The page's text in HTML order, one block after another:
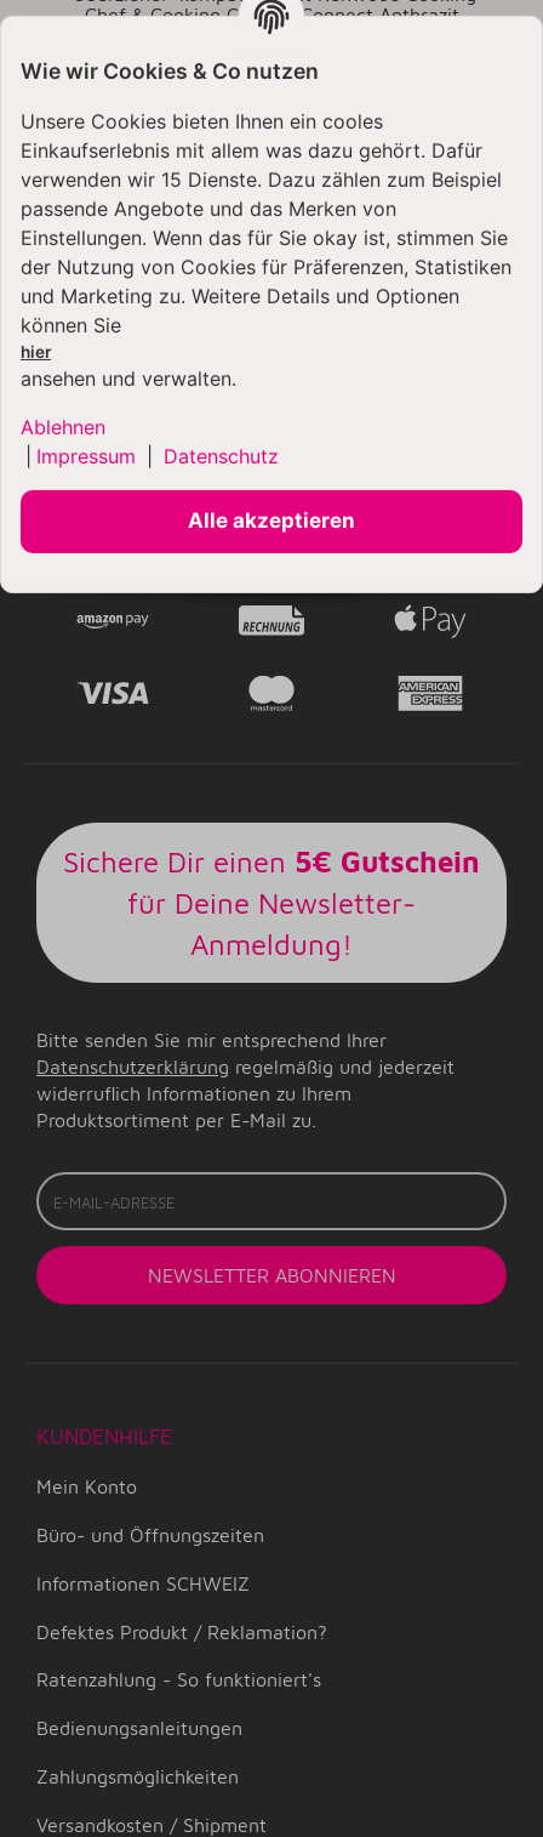
Chef & Cooking Chef XL Connect Anthrazit
21,99 €
VERSANDARTEN
ZAHLUNGSARTEN
Sichere Dir einen 5€ Gutschein
für Deine Newsletter-
Anmeldung!
Bitte senden Sie mir entsprechend Ihrer
Datenschutzerklärung regelmäßig und jederzeit
widerruflich Informationen zu Ihrem
Produktsortiment per E-Mail zu.
E-
Mail-
Adresse
NEWSLETTER ABONNIEREN
KUNDENHILFE
Mein Konto
Büro- und Öffnungszeiten
Informationen SCHWEIZ
Defektes Produkt / Reklamation?
Ratenzahlung - So funktioniert's
Bedienungsanleitungen
Zahlungsmöglichkeiten
Versandkosten / Shipment
Wie wir Cookies & Co nutzen
Unsere Cookies bieten Ihnen ein cooles
Einkaufserlebnis mit allem was dazu gehört. Dafür
verwenden wir 15 Dienste. Dazu zählen zum Beispiel
passende Angebote und das Merken von
Einstellungen. Wenn das für Sie okay ist, stimmen Sie
der Nutzung von Cookies für Präferenzen, Statistiken
und Marketing zu. Weitere Details und Optionen
können Sie
hier
ansehen und verwalten.
Ablehnen
Impressum Datenschutz
Alle akzeptieren